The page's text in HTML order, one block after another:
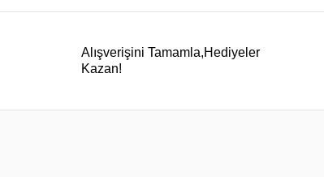
Alışverişini Tamamla,Hediyeler
Kazan!